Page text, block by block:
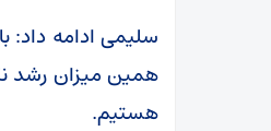
سلیمی ادامه داد:
همین میزان رشد
هستیم.